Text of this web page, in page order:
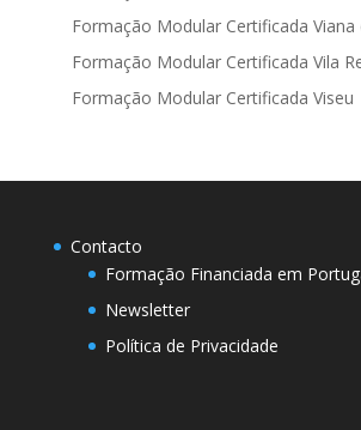
Formação Modular Certificada Viana
Formação Modular Certificada Vila
Formação Modular Certificada Viseu
Contacto
Formação Financiada em
Newsletter
Política de Privacidade